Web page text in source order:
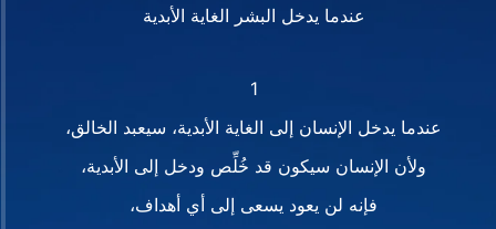
عندما يدخل البشر الغاية الأبدية
1
عندما يدخل الإنسان إلى الغاية الأبدية، سيعبد الخالق،
ولأن الإنسان سيكون قد خُلِّص ودخل إلى الأبدية،
فإنه لن يعود يسعى إلى أي أهداف،